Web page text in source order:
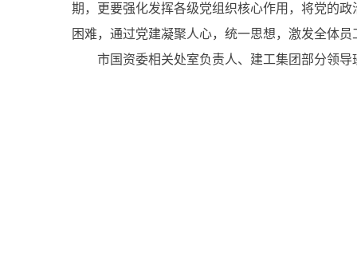
期，更要强化发挥各级党组织核心作用，将党的
困难，通过党建凝聚人心，统一思想，激发全体
市国资委相关处室负责人、建工集团部分领导